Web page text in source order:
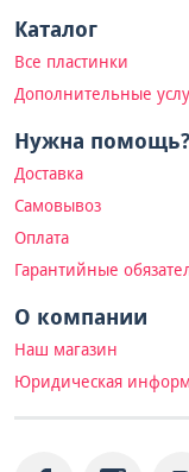
Каталог
Все пластинки
Дополнительные
Нужна помощь?
Доставка
Самовывоз
Оплата
Гарантийные
О компании
Наш магазин
Юридическая